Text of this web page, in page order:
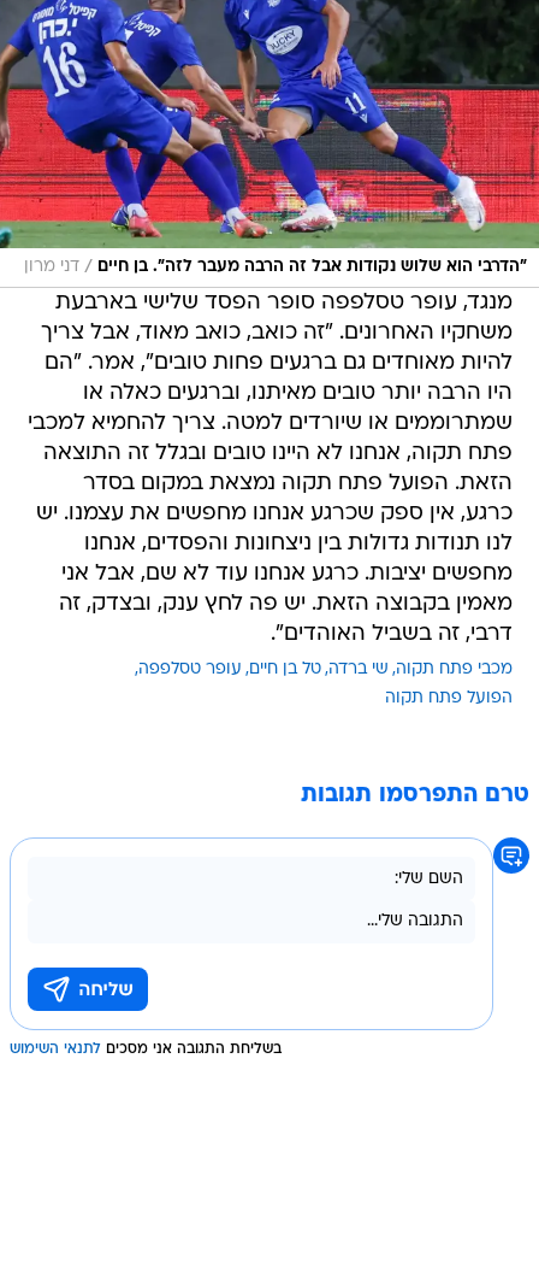
"הדרבי הוא שלוש נקודות אבל זה הרבה מעבר לזה". בן חיים / דני מרון
מנגד, עופר טסלפפה סופר הפסד שלישי בארבעת
משחקיו האחרונים. "זה כואב, כואב מאוד, אבל צריך
להיות מאוחדים גם ברגעים פחות טובים", אמר. "הם
היו הרבה יותר טובים מאיתנו, וברגעים כאלה או
שמתרוממים או שיורדים למטה. צריך להחמיא למכבי
פתח תקוה, אנחנו לא היינו טובים ובגלל זה התוצאה
הזאת. הפועל פתח תקוה נמצאת במקום בסדר
כרגע, אין ספק שכרגע אנחנו מחפשים את עצמנו. יש
לנו תנודות גדולות בין ניצחונות והפסדים, אנחנו
מחפשים יציבות. כרגע אנחנו עוד לא שם, אבל אני
מאמין בקבוצה הזאת. יש פה לחץ ענק, ובצדק, זה
דרבי, זה בשביל האוהדים".
מכבי פתח תקוה שי ברדה טל בן חיים עופר טסלפפה
הפועל פתח תקוה
טרם התפרסמו תגובות
בשליחת התגובה אני מסכים לתנאי השימוש